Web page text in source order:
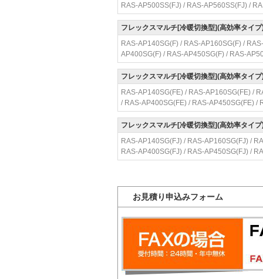
RAS-AP500SS(FJ) / RAS-AP560SS(FJ) /
フレックスマルチ[冷暖切換型](高効率タイ
RAS-AP140SG(F) / RAS-AP160SG(F) /
AP400SG(F) / RAS-AP450SG(F) / RAS-
フレックスマルチ[冷暖切換型](高効率タイ
RAS-AP140SG(FE) / RAS-AP160SG(FE) /
/ RAS-AP400SG(FE) / RAS-AP450SG(FE) /
フレックスマルチ[冷暖切換型](高効率タイ
RAS-AP140SG(FJ) / RAS-AP160SG(FJ) /
RAS-AP400SG(FJ) / RAS-AP450SG(FJ) /
お見積り申込みフォーム